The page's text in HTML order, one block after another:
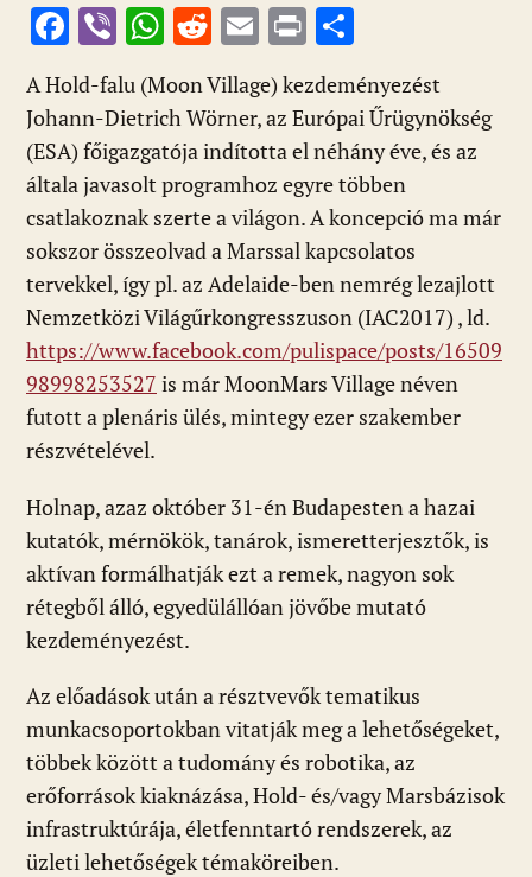
F
ac
e
b
o
o
k
Vi
b
er
W
h
at
s
A
p
p
R
e
d
di
t
E
m
ai
l
Pr
in
t
ss
za
m
e
g
A Hold-falu (Moon Village) kezdeményezést
Johann-Dietrich Wörner, az Európai Űrügynökség
(ESA) főigazgatója indította el néhány éve, és az
általa javasolt programhoz egyre többen
csatlakoznak szerte a világon. A koncepció ma már
sokszor összeolvad a Marssal kapcsolatos
tervekkel, így pl. az Adelaide-ben nemrég lezajlott
Nemzetközi Világűrkongresszuson (IAC2017) , ld.
https://www.facebook.com/pulispace/posts/16509
98998253527 is már MoonMars Village néven
futott a plenáris ülés, mintegy ezer szakember
részvételével.
Holnap, azaz október 31-én Budapesten a hazai
kutatók, mérnökök, tanárok, ismeretterjesztők, is
aktívan formálhatják ezt a remek, nagyon sok
rétegből álló, egyedülállóan jövőbe mutató
kezdeményezést.
Az előadások után a résztvevők tematikus
munkacsoportokban vitatják meg a lehetőségeket,
többek között a tudomány és robotika, az
erőforrások kiaknázása, Hold- és/vagy Marsbázisok
infrastruktúrája, életfenntartó rendszerek, az
üzleti lehetőségek témaköreiben.